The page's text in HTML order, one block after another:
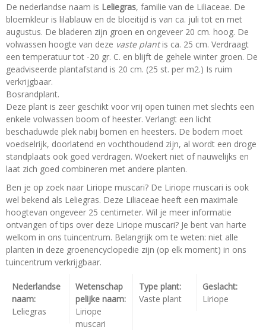
De nederlandse naam is Leliegras, familie van de Liliaceae. De
bloemkleur is lilablauw en de bloeitijd is van ca. juli tot en met
augustus. De bladeren zijn groen en ongeveer 20 cm. hoog. De
volwassen hoogte van deze vaste plantis ca. 25 cm. Verdraagt
een temperatuur tot -20 gr. C. en blijft de gehele winter groen. De
geadviseerde plantafstand is 20 cm. (25 st. per m2.) Is ruim
verkrijgbaar.
Bosrandplant.
Deze plant is zeer geschikt voor vrij open tuinen met slechts een
enkele volwassen boom of heester. Verlangt een licht
beschaduwde plek nabij bomen en heesters. De bodem moet
voedselrijk, doorlatend en vochthoudend zijn, al wordt een droge
standplaats ook goed verdragen. Woekert niet of nauwelijks en
laat zich goed combineren met andere planten.
Ben je op zoek naar Liriope muscari? De Liriope muscari is ook
wel bekend als Leliegras. Deze Liliaceae heeft een maximale
hoogtevan ongeveer 25 centimeter. Wil je meer informatie
ontvangen of tips over deze Liriope muscari? Je bent van harte
welkom in ons tuincentrum. Belangrijk om te weten: niet alle
planten in deze groenencyclopedie zijn (op elk moment) in ons
tuincentrum verkrijgbaar.
Nederlandse
naam:
Leliegras
Wetenschap
pelijke naam:
Liriope
muscari
Type plant:
Vaste plant
Geslacht:
Liriope